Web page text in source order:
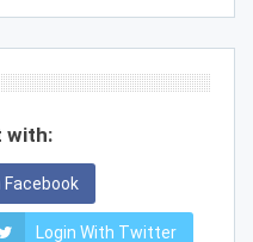
with:
Facebook
Login With Twitter